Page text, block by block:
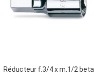
Réducteur f.3/4 x m.1/2 beta